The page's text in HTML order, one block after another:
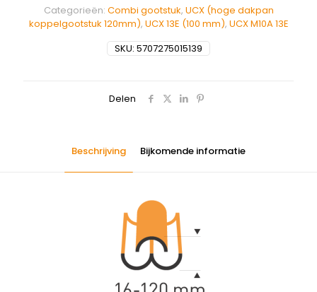
SKU: 5707275015139
Categorieën: Combi gootstuk, UCX (hoge dakpan
koppelgootstuk 120mm), UCX 13E (100 mm), UCX M10A 13E
Delen
Beschrijving Bijkomende informatie